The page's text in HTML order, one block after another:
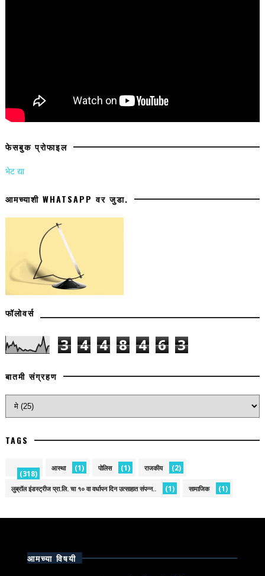
फेसबुक प्रोफाइल
भेट द्या
आमच्याशी WHATSAPP वर जुडा.
फॉलोवर्स
3 4 4 8 4 6 3
बातमी संग्रहण
TAGS
(318)
आस्था (1) पोलिस (1) राजकीय (2)
लुब्रॉल इंडस्ट्रीज प्रा.लि. चा १० वा वर्धापन दिन उत्साहात संपन्न.. (1) सामाजिक (1)
आमच्या विषयी